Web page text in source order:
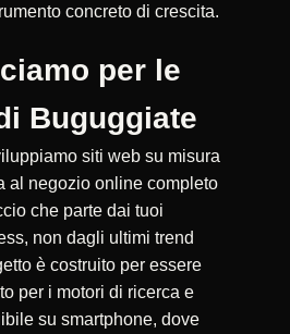
concreto di crescita.
per le
Buguggiate
siti web su misura
al negozio online completo
che parte dai tuoi
non dagli ultimi trend
è costruito per essere
per i motori di ricerca e
su smartphone, dove